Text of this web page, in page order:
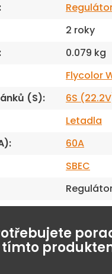
:
2 roky
:
0.079 kg
Flycolor
(S):
6S
Letadla
:
60A
SBEC
tímto